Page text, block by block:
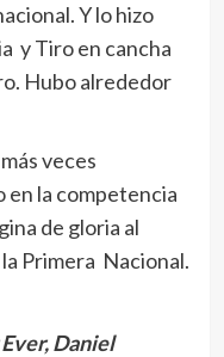
Y lo hizo
y Tiro en cancha
Hubo alrededor
veces
la competencia
de gloria al
Primera Nacional.
Daniel